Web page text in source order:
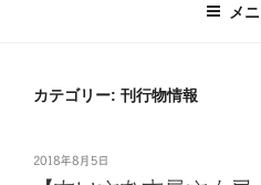
メ
カテゴリー: 刊行物情報
投
2018年8月5日